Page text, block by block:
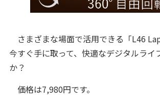
さまざまな場面で活用できる「L46
今すぐ手に取って、快適なデジタルライ
か？
価格は7,980円です。